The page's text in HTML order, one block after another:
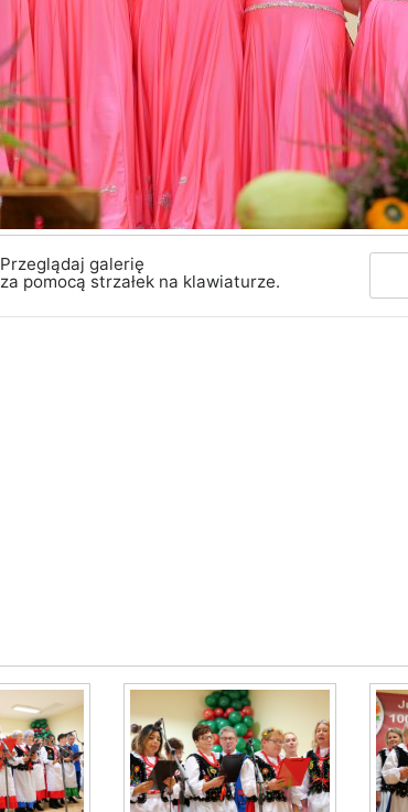
Przeglądaj galerię
za pomocą strzałek na klawiaturze.